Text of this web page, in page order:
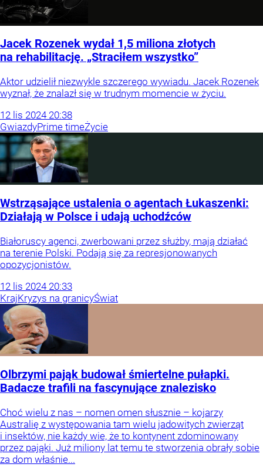
Jacek Rozenek wydał 1,5 miliona złotych
na rehabilitację. „Straciłem wszystko”
Aktor udzielił niezwykle szczerego wywiadu. Jacek Rozenek
wyznał, że znalazł się w trudnym momencie w życiu.
12 lis 2024 20:38
GwiazdyPrime timeŻycie
Wstrząsające ustalenia o agentach Łukaszenki:
Działają w Polsce i udają uchodźców
Białoruscy agenci, zwerbowani przez służby, mają działać
na terenie Polski. Podają się za represjonowanych
opozycjonistów.
12 lis 2024 20:33
KrajKryzys na granicyŚwiat
Olbrzymi pająk budował śmiertelne pułapki.
Badacze trafili na fascynujące znalezisko
Choć wielu z nas – nomen omen słusznie – kojarzy
Australię z występowania tam wielu jadowitych zwierząt
i insektów, nie każdy wie, że to kontynent zdominowany
przez pająki. Już miliony lat temu te stworzenia obrały sobie
za dom właśnie...